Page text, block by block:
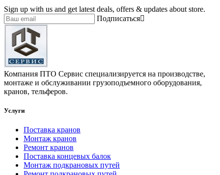
Sign up with us and get latest deals, offers & updates about store.
Подписаться
Компания ПТО Сервис специализируется на производстве,
монтаже и обслуживании грузоподъемного оборудования,
кранов, тельферов.
Услуги
Поставка кранов
Монтаж кранов
Ремонт кранов
Поставка концевых балок
Монтаж подкрановых путей